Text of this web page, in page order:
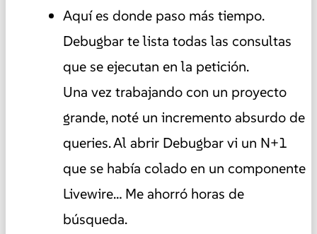
Aquí es donde paso más tiempo.
Debugbar te lista todas las consultas
que se ejecutan en la petición.
Una vez trabajando con un proyecto
grande, noté un incremento absurdo de
queries. Al abrir Debugbar vi un N+1
que se había colado en un componente
Livewire… Me ahorró horas de
búsqueda.